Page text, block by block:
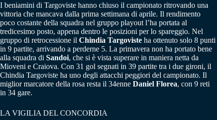
I beniamini di Targoviste hanno chiuso il campionato ritrovando una
vittoria che mancava dalla prima settimana di aprile. Il rendimento
poco costante della squadra nel gruppo playout l’ha portata al
tredicesimo posto, appena dentro le posizioni per lo spareggio. Nel
gruppo di retrocessione il Chindia Targoviste ha ottenuto solo 8 punti
in 9 partite, arrivando a perderne 5. La primavera non ha portato bene
alla squadra di Sandoi, che si è vista superare in maniera netta da
Mioveni e Craiova. Con 31 gol segnati in 39 partite tra i due gironi, il
Chindia Targoviste ha uno degli attacchi peggiori del campionato. Il
miglior marcatore della rosa resta il 34enne Daniel Florea, con 9 reti
in 34 gare.
LA VIGILIA DEL CONCORDIA